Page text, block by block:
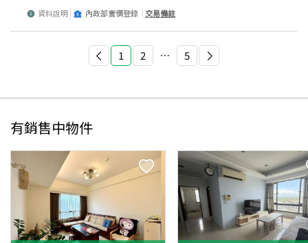
資料說明 內政部實價登錄 交易備註
1 2 ⋯ 5
有銷售中物件